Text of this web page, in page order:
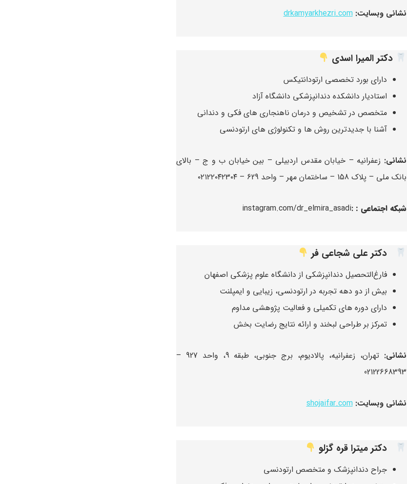
نشانی وبسایت: drkamyarkhezri.com
دکتر المیرا اسدی
دارای بورد تخصصی ارتودانتیکس
استادیار دانشکده دندانپزشکی دانشگاه آزاد
متخصص در تشخیص و درمان ناهنجاری های فکی و دندانی
آشنا با جدیدترین روش ها و تکنولوژی های ارتودنسی
نشانی: زعفرانیه – خیابان مقدس اردبیلی – بین خیابان ب و ج – بالای
بانک ملی – پلاک 158 – ساختمان مهر – واحد 629 – ۰۲۱۲۲۰۴۲۳۰۴
شبکه اجتماعی : :
instagram.com/dr_elmira_asadi
دکتر علی شجاعی فر
فارغ‌التحصیل دندانپزشکی از دانشگاه علوم پزشکی اصفهان
بیش از دو دهه تجربه در ارتودنسی، زیبایی و ایمپلنت
دارای دوره های تکمیلی و فعالیت پژوهشی مداوم
تمرکز بر طراحی لبخند و ارائه نتایج رضایت بخش
نشانی:
تهران، زعفرانیه، پالادیوم، برج جنوبی، طبقه 9، واحد 927 –
02122668393
نشانی وبسایت: shojaifar.com
دکتر میترا قره گزلو
جراح دندانپزشک و متخصص ارتودنسی